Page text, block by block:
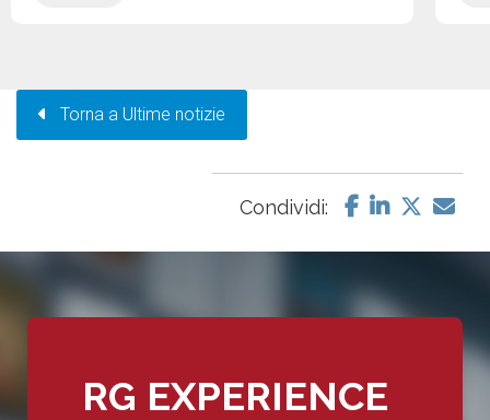
Torna a Ultime notizie
Condividi:
RG EXPERIENCE